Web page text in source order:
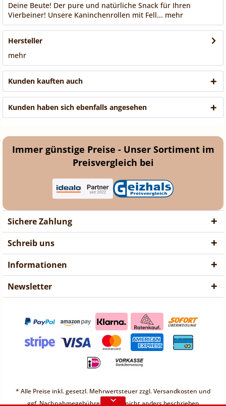
Vorübergehend sind keine
Deine Beute! Der pure und natürliche Snack für Ihren
Vierbeiner! Unsere Kaninchenrollen mit Fell... mehr
Hersteller
mehr
Kunden kauften auch
Kunden haben sich ebenfalls angesehen
Immer günstige Preise - Unser Sortiment im
Preisvergleich bei
Sichere Zahlung
Schreib uns
Informationen
Newsletter
* Alle Preise inkl. gesetzl. Mehrwertsteuer zzgl.Versandkosten und
ggf. Nachnahmegebühren, wenn nicht anders beschrieben